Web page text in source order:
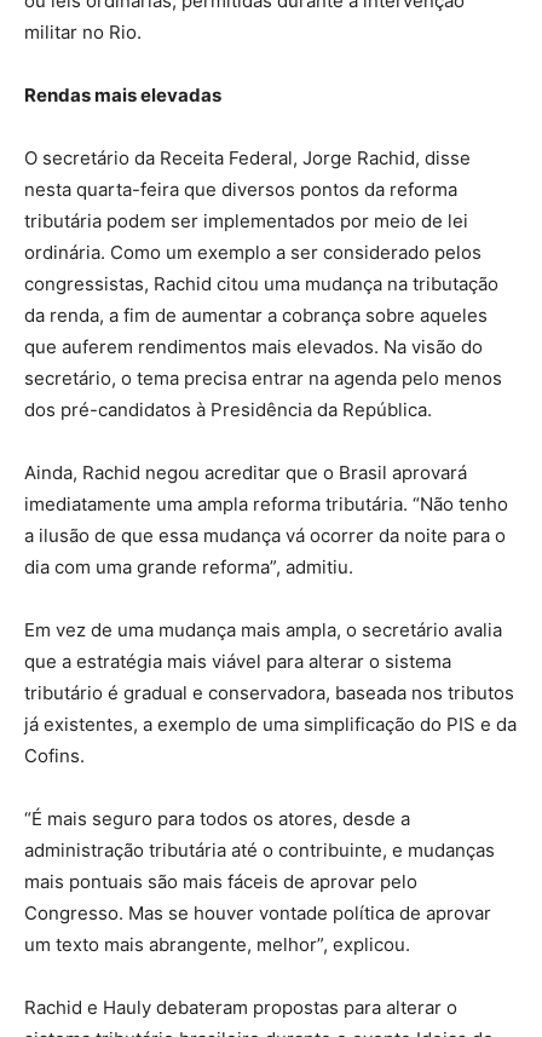
militar no Rio.
Rendas mais elevadas
O secretário da Receita Federal, Jorge Rachid, disse
nesta quarta-feira que diversos pontos da reforma
tributária podem ser implementados por meio de lei
ordinária. Como um exemplo a ser considerado pelos
congressistas, Rachid citou uma mudança na tributação
da renda, a fim de aumentar a cobrança sobre aqueles
que auferem rendimentos mais elevados. Na visão do
secretário, o tema precisa entrar na agenda pelo menos
dos pré-candidatos à Presidência da República.
Ainda, Rachid negou acreditar que o Brasil aprovará
imediatamente uma ampla reforma tributária. “Não tenho
a ilusão de que essa mudança vá ocorrer da noite para o
dia com uma grande reforma”, admitiu.
Em vez de uma mudança mais ampla, o secretário avalia
que a estratégia mais viável para alterar o sistema
tributário é gradual e conservadora, baseada nos tributos
já existentes, a exemplo de uma simplificação do PIS e da
Cofins.
“É mais seguro para todos os atores, desde a
administração tributária até o contribuinte, e mudanças
mais pontuais são mais fáceis de aprovar pelo
Congresso. Mas se houver vontade política de aprovar
um texto mais abrangente, melhor”, explicou.
Rachid e Hauly debateram propostas para alterar o